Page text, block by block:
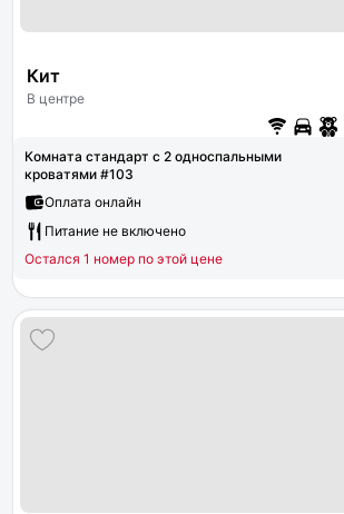
Кит
В центре
Комната стандарт с 2 односпальными
кроватями #103
Оплата онлайн
Питание не включено
Остался 1 номер по этой цене